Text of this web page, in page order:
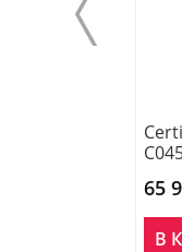
65
В